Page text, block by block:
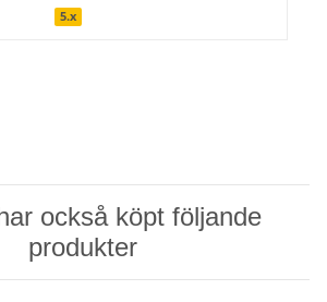
5.x
också köpt följande
produkter